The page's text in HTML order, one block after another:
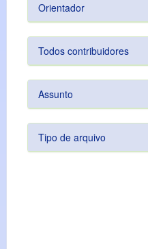
Orientador
Todos contribuidores
Assunto
Tipo de arquivo